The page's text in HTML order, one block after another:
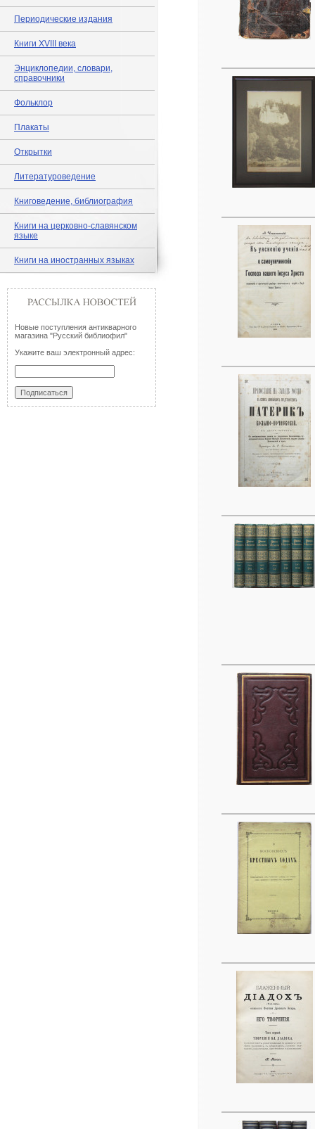
Периодические издания
Книги XVIII века
Энциклопедии, словари,
справочники
Фольклор
Плакаты
Открытки
Литературоведение
Книговедение, библиография
Книги на церковно-славянском
языке
Книги на иностранных языках
Новые поступления антикварного
магазина "Русский библиофил"
Укажите ваш электронный адрес: